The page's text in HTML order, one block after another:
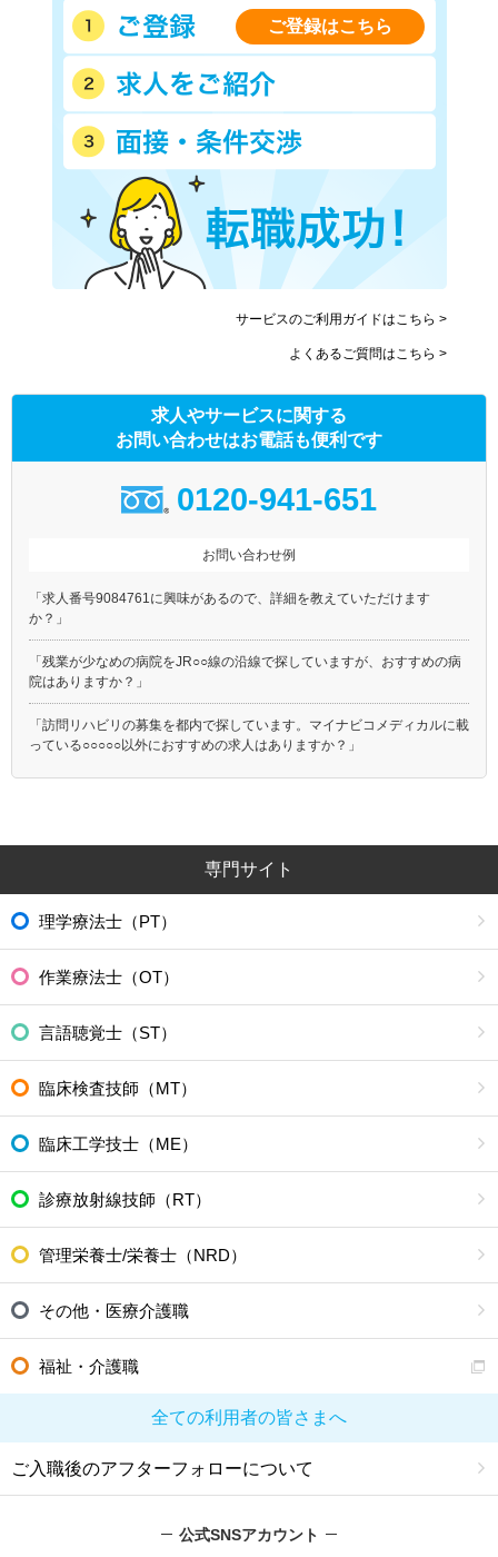
ご登録はこちら
サービスのご利用ガイドはこちら >
よくあるご質問はこちら >
求人やサービスに関する
お問い合わせはお電話も便利です
0120-941-651
お問い合わせ例
「求人番号9084761に興味があるので、詳細を教えていただけます
か？」
「残業が少なめの病院をJR○○線の沿線で探していますが、おすすめの病
院はありますか？」
「訪問リハビリの募集を都内で探しています。マイナビコメディカルに載
っている○○○○○以外におすすめの求人はありますか？」
専門サイト
理学療法士（PT）
作業療法士（OT）
言語聴覚士（ST）
臨床検査技師（MT）
臨床工学技士（ME）
診療放射線技師（RT）
管理栄養士/栄養士（NRD）
その他・医療介護職
福祉・介護職
全ての利用者の皆さまへ
ご入職後のアフターフォローについて
公式SNSアカウント